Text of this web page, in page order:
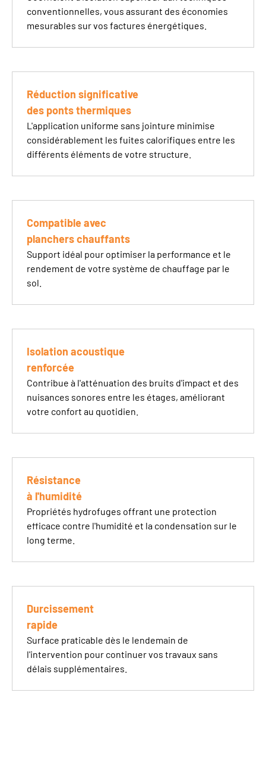
conventionnelles, vous assurant des économies
mesurables sur vos factures énergétiques.
Réduction significative
des ponts thermiques
L'application uniforme sans jointure minimise
considérablement les fuites calorifiques entre les
différents éléments de votre structure.
Compatible avec
planchers chauffants
Support idéal pour optimiser la performance et le
rendement de votre système de chauffage par le
sol
Isolation acoustique
renforcée
Contribue à l'atténuation des bruits d'impact et des
nuisances sonores entre les étages, améliorant
votre confort au quotidien.
Résistance
à l'humidité
Propriétés hydrofuges offrant une protection
efficace contre l'humidité et la condensation sur le
long terme.
Durcissement
rapide
Surface praticable dès le lendemain de
l'intervention pour continuer vos travaux sans
délais supplémentaires.